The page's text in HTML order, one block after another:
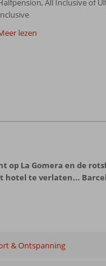
All Inclusive of
lezen
La Gomera en de
te verlaten...
& Ontspanning